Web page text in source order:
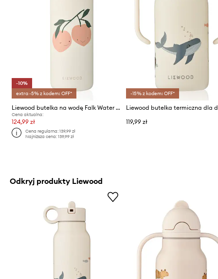
-10%
extra -5% z kodem: OFF*
Liewood butelka na wodę Falk Water Bottle 500 ml
Cena aktualna:
124,99 zł
Cena regularna:139,99 zł
Najniższa cena:139,99 zł
-15% z kodem: OFF*
119,99 zł
Odkryj produkty Liewood